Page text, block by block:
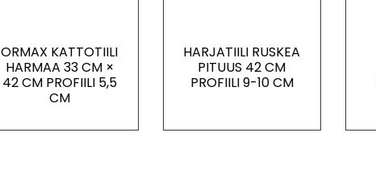
ORMAX KATTOTIILI
HARMAA 33 CM ×
42 CM PROFIILI 5,5
CM
HARJATIILI RUSKEA
PITUUS 42 CM
PROFIILI 9-10 CM